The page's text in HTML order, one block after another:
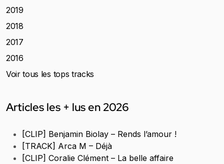
2019
2018
2017
2016
Voir tous les tops tracks
Articles les + lus en 2026
[CLIP] Benjamin Biolay – Rends l’amour !
[TRACK] Arca M – Déjà
[CLIP] Coralie Clément – La belle affaire